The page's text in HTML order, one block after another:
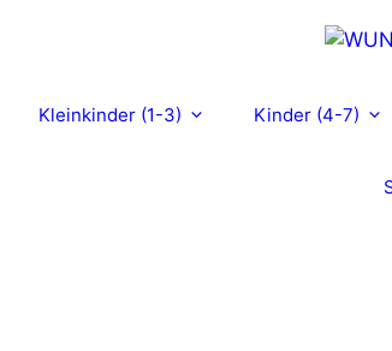
Kleinkinder (1-3) Kinder (4-7)